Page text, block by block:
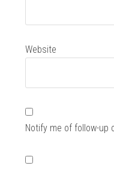
Website
Notify me of follow-up